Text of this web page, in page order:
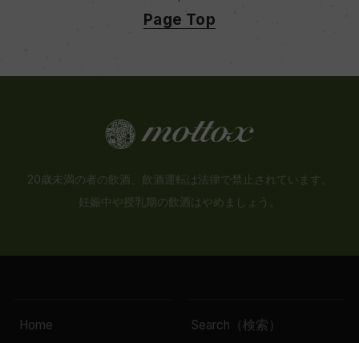
Page Top
20歳未満の者の飲酒、飲酒運転は法律で禁止されています。
妊娠中や授乳期の飲酒はやめましょう。
Home
Search（検索）